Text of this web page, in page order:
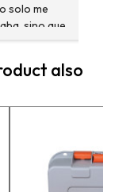
me
sino que
para
la
me
he
also